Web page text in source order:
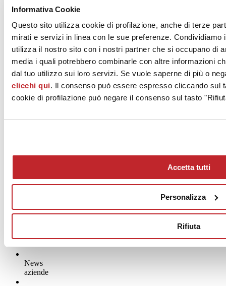
Informativa Cookie
Questo sito utilizza cookie di profilazione, anche di terze
mirati e servizi in linea con le sue preferenze.
utilizza il nostro sito con i nostri partner che si occupano di
media i quali potrebbero combinarle con altre informazioni
dal tuo utilizzo sui loro servizi. Se vuole saperne di più o
clicchi qui. Il consenso può essere espresso cliccando sul
cookie di profilazione può negare il consenso sul tasto
Accetta tutti
Personalizza
Rifiuta
News
aziende